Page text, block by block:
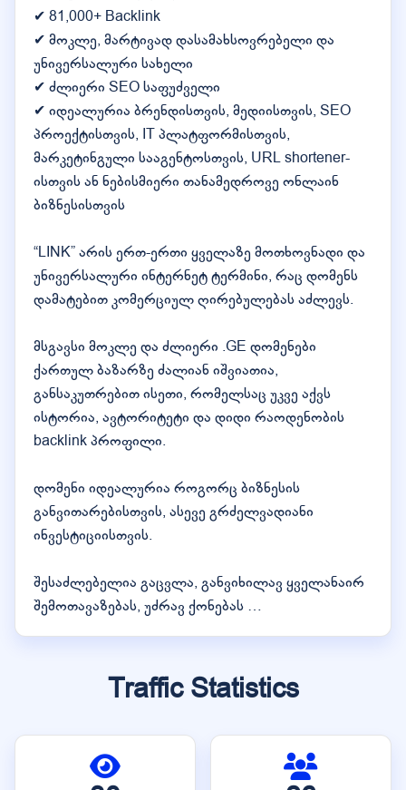
✔ 81,000+ Backlink
✔ მოკლე, მარტივად დასამახსოვრებელი და
უნივერსალური სახელი
✔ ძლიერი SEO საფუძველი
✔ იდეალურია ბრენდისთვის, მედიისთვის, SEO
პროექტისთვის, IT პლატფორმისთვის,
მარკეტინგული სააგენტოსთვის, URL shortener-
ისთვის ან ნებისმიერი თანამედროვე ონლაინ
ბიზნესისთვის
“LINK” არის ერთ-ერთი ყველაზე მოთხოვნადი და
უნივერსალური ინტერნეტ ტერმინი, რაც დომენს
დამატებით კომერციულ ღირებულებას აძლევს.
მსგავსი მოკლე და ძლიერი .GE დომენები
ქართულ ბაზარზე ძალიან იშვიათია,
განსაკუთრებით ისეთი, რომელსაც უკვე აქვს
ისტორია, ავტორიტეტი და დიდი რაოდენობის
backlink პროფილი.
დომენი იდეალურია როგორც ბიზნესის
განვითარებისთვის, ასევე გრძელვადიანი
ინვესტიციისთვის.
შესაძლებელია გაცვლა, განვიხილავ ყველანაირ
შემოთავაზებას, უძრავ ქონებას …
Traffic Statistics